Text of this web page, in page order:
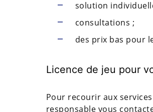
solution
consultations ;
des prix bas pour
Licence de jeu pour
Pour recourir aux
responsable vous